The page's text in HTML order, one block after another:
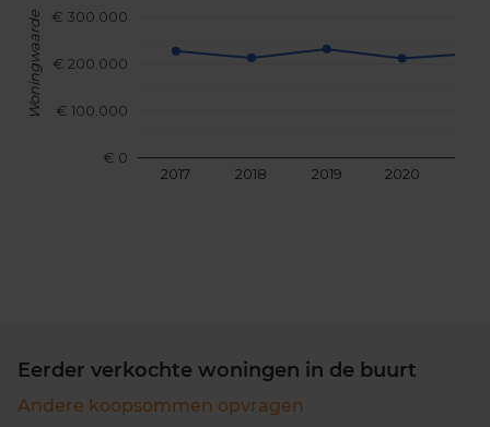
2017 2018 2019 2020
€ 0
€ 100.000
€ 200.000
€ 300.000
Woningwaarde
Eerder verkochte woningen in de buurt
Andere koopsommen opvragen